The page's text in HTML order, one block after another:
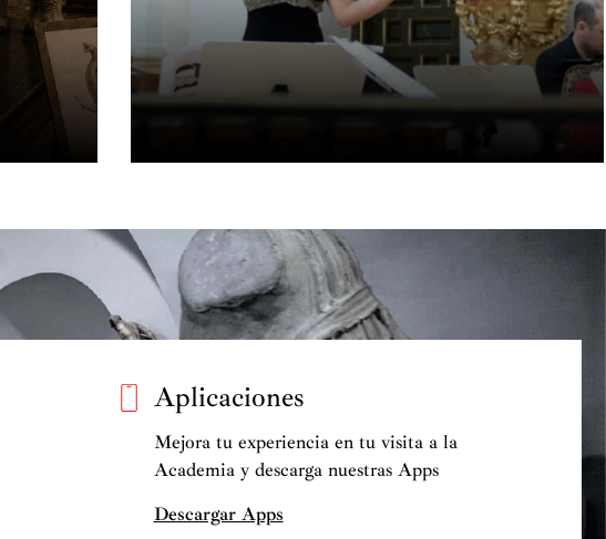
Aplicaciones
Mejora tu experiencia en tu visita a la
Academia y descarga nuestras Apps
Descargar Apps